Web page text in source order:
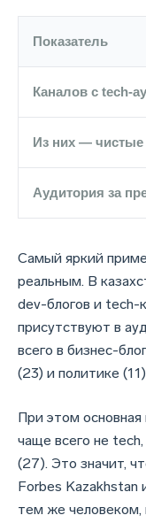
Показатель
Каналов с tech-
Из них — чистые
Аудитория за
Самый яркий
реальным. В
dev-блогов и tech-
присутствуют в
всего в бизнес-
(23) и политике
При этом основная
чаще всего не
(27). Это значит,
Forbes Kazakhstan
тем же